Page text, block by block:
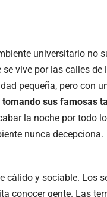
universitario no
vive por las calles de
pequeña, pero con
sus famosas
la noche por todo
nunca decepciona.
cálido y sociable. Los
conocer gente. Las